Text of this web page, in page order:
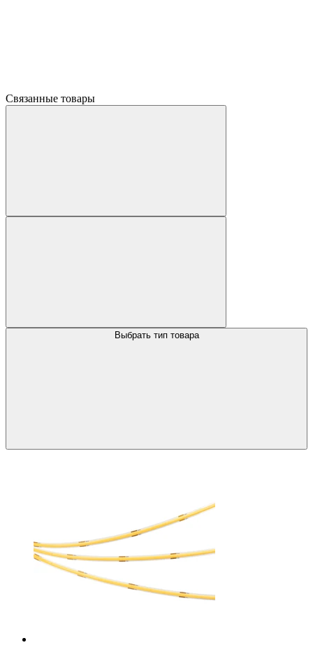
Связанные товары
Выбрать тип товара